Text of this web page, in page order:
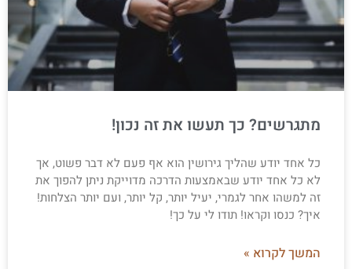
מתגרשים? כך תעשו את זה נכון!
כל אחד יודע שהליך גירושין הוא אף פעם לא דבר פשוט, אך
לא כל אחד יודע שבאמצעות הדרכה מדוייקת ניתן להפוך את
זה למשהו אחר לגמרי, יעיל יותר, קל יותר, ועם יותר הצלחות!
איך? כנסו וקראו! תודו לי על כך!
המשך לקרוא »